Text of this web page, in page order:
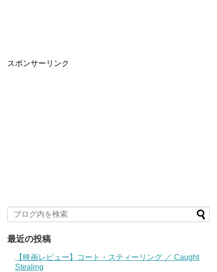
スポンサーリンク
最近の投稿
【映画レビュー】コート・スティーリング ／ Caught
Stealing